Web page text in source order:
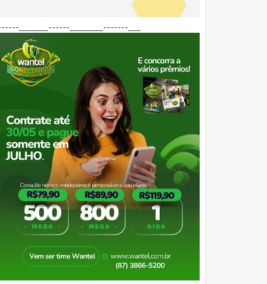
_______------________-------___